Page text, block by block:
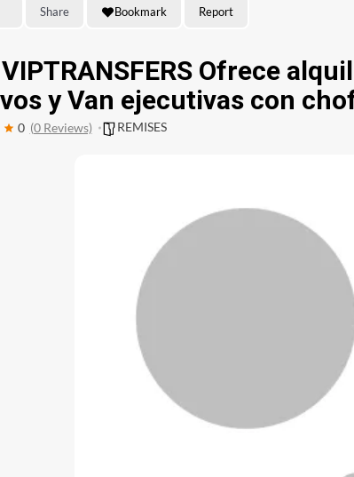
Share Bookmark Report
VIPTRANSFERS Ofrece
y Van ejecutivas con
0 (0 Reviews) REMISES